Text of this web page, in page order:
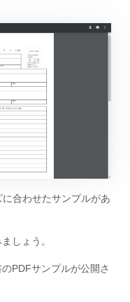
合わせたサンプルがあ
しょう。
PDFサンプルが公開さ